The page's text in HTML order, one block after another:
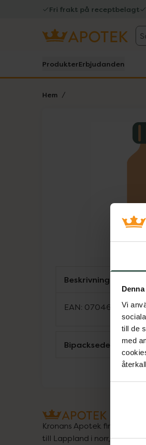
Vi
till de
med
Fri frakt på receptbelagt
ProdukterErbjudanden
Hem
Lista: .
Beskrivning
EAN:
Bipacksedel från
Kronans Apotek finns här
till Lappland i norr, och